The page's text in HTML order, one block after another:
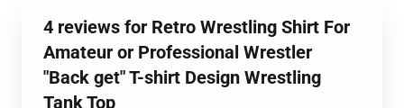
4 reviews for Retro Wrestling Shirt For
Amateur or Professional Wrestler
"Back get" T-shirt Design Wrestling
Tank Top